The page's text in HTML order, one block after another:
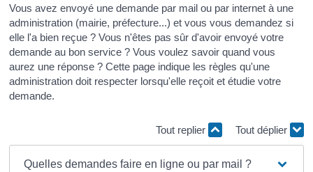
Vous avez envoyé une demande par mail ou par internet à une
administration (mairie, préfecture...) et vous vous demandez si
elle l'a bien reçue ? Vous n'êtes pas sûr d'avoir envoyé votre
demande au bon service ? Vous voulez savoir quand vous
aurez une réponse ? Cette page indique les règles qu'une
administration doit respecter lorsqu'elle reçoit et étudie votre
demande.
Tout replier Tout déplier
Quelles demandes faire en ligne ou par mail ?